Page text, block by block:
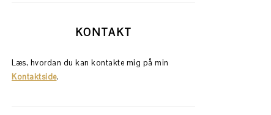
KONTAKT
Læs, hvordan du kan kontakte mig på min
Kontaktside.